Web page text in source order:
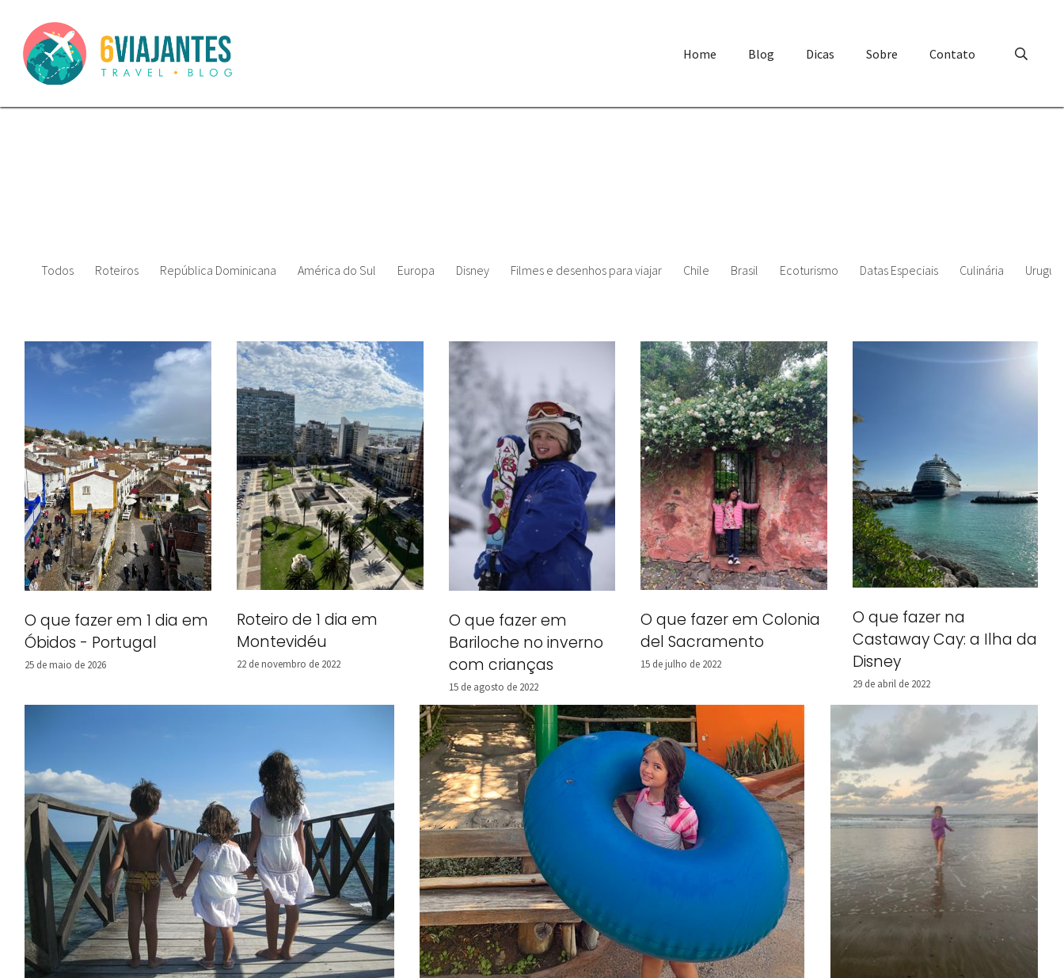
Home Blog Dicas Sobre Contato
Todos Roteiros República Dominicana América do Sul Europa Disney Filmes e desenhos para viajar Chile Brasil Ecoturismo Datas Especiais Culinária Uruguai
O que fazer em 1 dia em
Óbidos - Portugal
25 de maio de 2026
Roteiro de 1 dia em
Montevidéu
22 de novembro de 2022
O que fazer em
Bariloche no inverno
com crianças
15 de agosto de 2022
O que fazer em Colonia
del Sacramento
15 de julho de 2022
O que fazer na
Castaway Cay: a Ilha da
Disney
29 de abril de 2022